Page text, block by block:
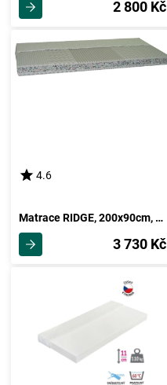
2 800 Kč
4.6
Matrace RIDGE, 200x90cm, potah froté
3 730 Kč